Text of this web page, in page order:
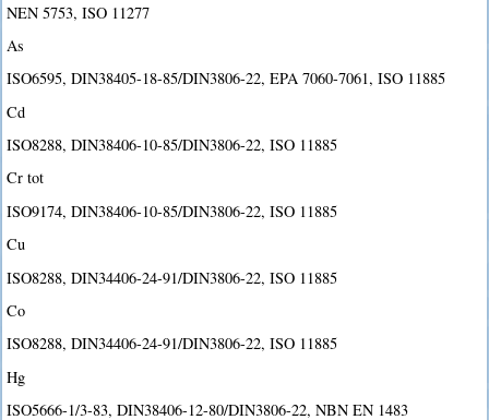
NEN 5753, ISO 11277
As
ISO6595, DIN38405-18-85/DIN3806-22, EPA 7060-7061, ISO 11885
Cd
ISO8288, DIN38406-10-85/DIN3806-22, ISO 11885
Cr tot
ISO9174, DIN38406-10-85/DIN3806-22, ISO 11885
Cu
ISO8288, DIN34406-24-91/DIN3806-22, ISO 11885
Co
ISO8288, DIN34406-24-91/DIN3806-22, ISO 11885
Hg
ISO5666-1/3-83, DIN38406-12-80/DIN3806-22, NBN EN 1483